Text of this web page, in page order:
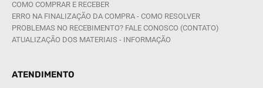
COMO COMPRAR E RECEBER
ERRO NA FINALIZAÇÃO DA COMPRA - COMO RESOLVER
PROBLEMAS NO RECEBIMENTO? FALE CONOSCO (CONTATO)
ATUALIZAÇÃO DOS MATERIAIS - INFORMAÇÃO
ATENDIMENTO